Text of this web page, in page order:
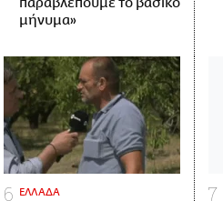
μήνυμα»
ΕΛΛΑΔΑ